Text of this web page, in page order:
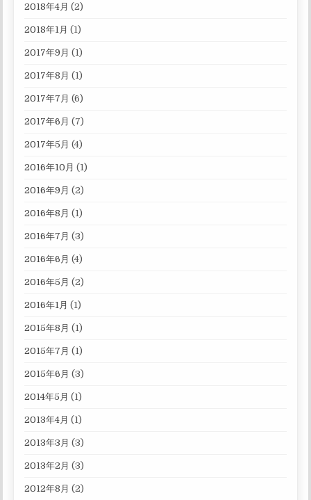
2018年4月 (2)
2018年1月 (1)
2017年9月 (1)
2017年8月 (1)
2017年7月 (6)
2017年6月 (7)
2017年5月 (4)
2016年10月 (1)
2016年9月 (2)
2016年8月 (1)
2016年7月 (3)
2016年6月 (4)
2016年5月 (2)
2016年1月 (1)
2015年8月 (1)
2015年7月 (1)
2015年6月 (3)
2014年5月 (1)
2013年4月 (1)
2013年3月 (3)
2013年2月 (3)
2012年8月 (2)